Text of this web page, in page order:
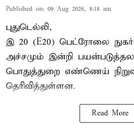
Published on: 09 Aug 2026, 8:18 am
புதுடெல்லி,
இ 20 (E20) பெட்ரோலை
அச்சமும் இன்றி
பொதுத்துறை எண்ணெய்
தெரிவித்துள்ளன.
Read More